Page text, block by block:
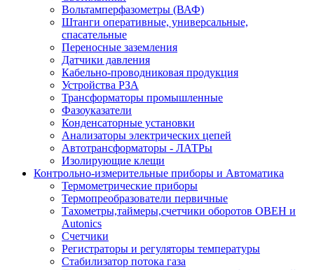
Вольтамперфазометры (ВАФ)
Штанги оперативные, универсальные,
спасательные
Переносные заземления
Датчики давления
Кабельно-проводниковая продукция
Устройства РЗА
Трансформаторы промышленные
Фазоуказатели
Конденсаторные установки
Анализаторы электрических цепей
Автотрансформаторы - ЛАТРы
Изолирующие клещи
Контрольно-измерительные приборы и Автоматика
Термометрические приборы
Термопреобразователи первичные
Тахометры,таймеры,счетчики оборотов ОВЕН и
Autonics
Счетчики
Регистраторы и регуляторы температуры
Стабилизатор потока газа